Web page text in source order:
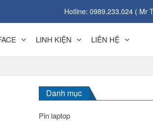
Hotline: 0989.233.024 ( Mr
LINH KIỆN LIÊN HỆ
Danh mục
Pin laptop